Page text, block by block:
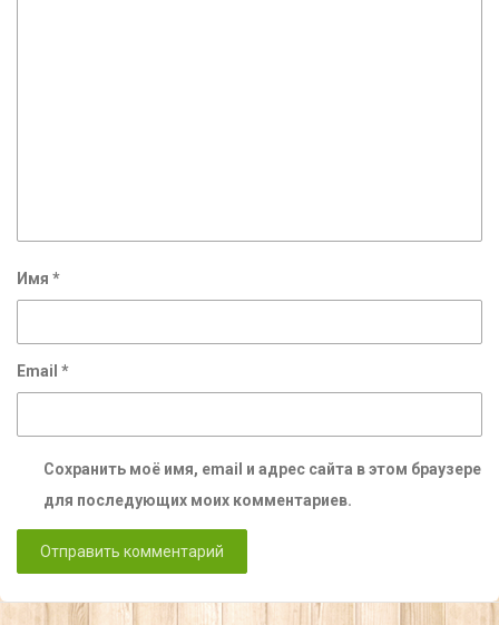
Имя *
Email *
Сохранить моё имя, email и адрес сайта в этом браузере
для последующих моих комментариев.